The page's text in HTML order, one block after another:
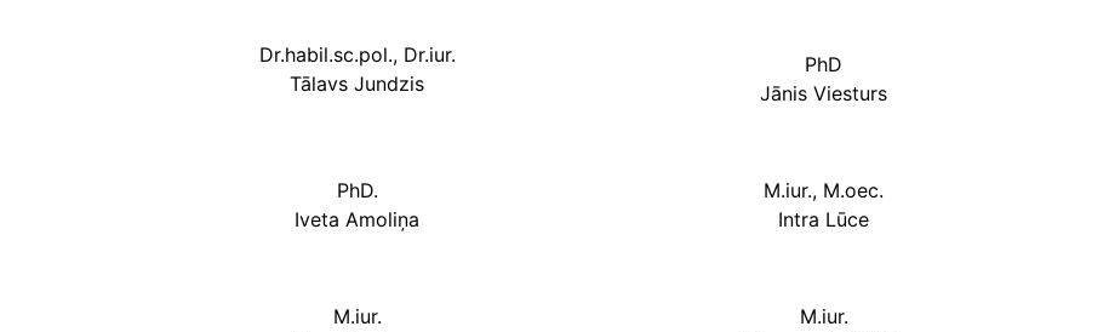
Dr.habil.sc.pol., Dr.iur.
Tālavs Jundzis
PhD
Jānis Viesturs
PhD.
Iveta Amoliņa
M.iur., M.oec.
Intra Lūce
M.iur.
M.iur.